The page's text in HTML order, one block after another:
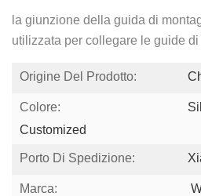
la giunzione della guida di
utilizzata per collegare le guide
Origine Del Prodotto:
Colore:
Customized
Porto Di Spedizione:
Marca: